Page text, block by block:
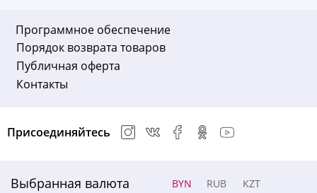
Программное обеспечение
Порядок возврата товаров
Публичная оферта
Контакты
Выбранная валюта BYN RUB KZT
Присоединяйтесь